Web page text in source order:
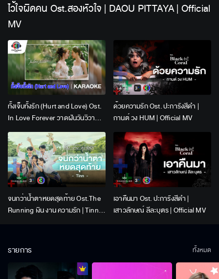
ไว้ใจผิดคน Ost.สองหัวใจ | DAOU PITTAYA | Official
MV
ทั้งเจ็บทั้งรัก (Hurt and Love) Ost.
In Love Forever วาดฝันวันวิวาห์ |
Lingling Kwong x Orm
Kornnaphat | Official Karaoke
ด้วยความรัก Ost. ปะการังสีดำ |
กานต์ วง HUM | Official MV
จนกว่าน้ำตาหยดสุดท้าย Ost.The
Running เงิน งาน ความรัก | Tinn |
เอาคืนมา Ost. ปะการังสีดำ |
เสาวลักษณ์ ลีละบุตร | Official MV
รายการ ทั้งหมด